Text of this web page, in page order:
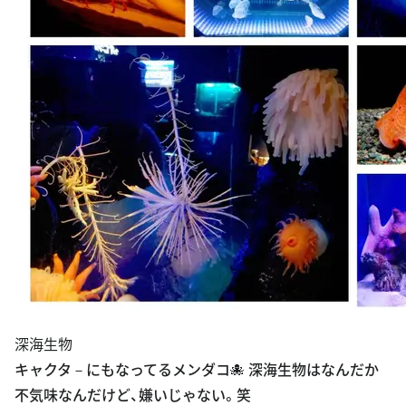
深海生物
キャクタ－にもなってるメンダコ🐙 深海生物はなんだか
不気味なんだけど、嫌いじゃない。笑